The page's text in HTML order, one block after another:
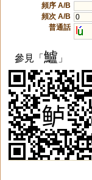
頻序 A/B
頻次 A/B
0
普通話
l
參見「鱸 」